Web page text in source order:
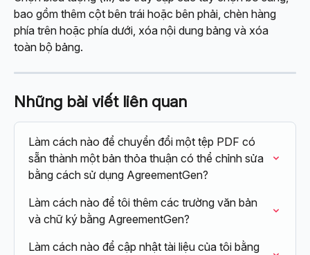
bao gồm thêm cột bên trái hoặc bên phải, chèn hàng
phía trên hoặc phía dưới, xóa nội dung bảng và xóa
toàn bộ bảng.
Những bài viết liên quan
Làm cách nào để chuyển đổi một tệp PDF có
sẵn thành một bản thỏa thuận có thể chỉnh sửa
bằng cách sử dụng AgreementGen?
Làm cách nào để tôi thêm các trường văn bản
và chữ ký bằng AgreementGen?
Làm cách nào để cập nhật tài liệu của tôi bằng